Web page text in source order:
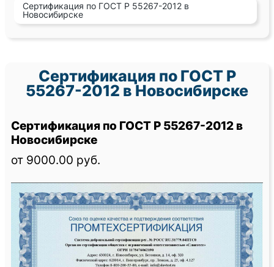
Сертификация по ГОСТ Р 55267-2012 в
Новосибирске
Сертификация по ГОСТ Р
55267-2012 в Новосибирске
Сертификация по ГОСТ Р 55267-2012 в
Новосибирске
от 9000.00 руб.